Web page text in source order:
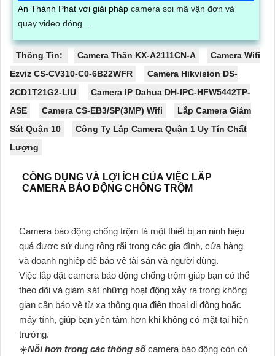
An Thành Phát với giải pháp camera soi mã vận đơn và
quay video đóng...
Thông Tin: Camera Thân KX-A2111CN-A
Camera Wifi
Ezviz CS-CV310-C0-6B22WFR
Camera Hikvision DS-
2CD1T21G2-LIU
Camera IP Dahua DH-IPC-HFW5442TP-
ASE
Camera CS-EB3/SP(3MP) Wifi
Lắp Camera Giám
Sát Quận 10
Công Ty Lắp Camera Quận 1 Uy Tín Chất
Lượng
CÔNG DỤNG VÀ LỢI ÍCH CỦA VIỆC LẮP
CAMERA BÁO ĐỘNG CHỐNG TRỘM
Camera báo động chống trộm là một thiết bị an ninh hiệu
quả được sử dụng rộng rãi trong các gia đình, cửa hàng
và doanh nghiệp để bảo vệ tài sản và người dùng.
Việc lắp đặt camera báo động chống trộm giúp bạn có thể
theo dõi và giám sát những hoạt động xảy ra trong không
gian cần bảo vệ từ xa thông qua điện thoại di động hoặc
máy tính, giúp bạn yên tâm hơn khi không có mặt tại hiện
trường.
☀️Nỗi hơn trong các thông sốcamera báo động còn có